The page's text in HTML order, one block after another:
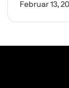
Februar 13,